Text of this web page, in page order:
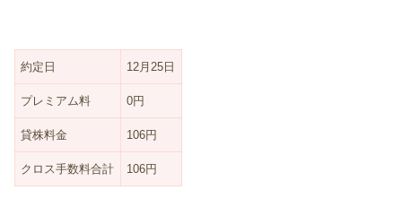
約定日 12月25日
プレミアム料 0円
貸株料金 106円
クロス手数料合計 106円